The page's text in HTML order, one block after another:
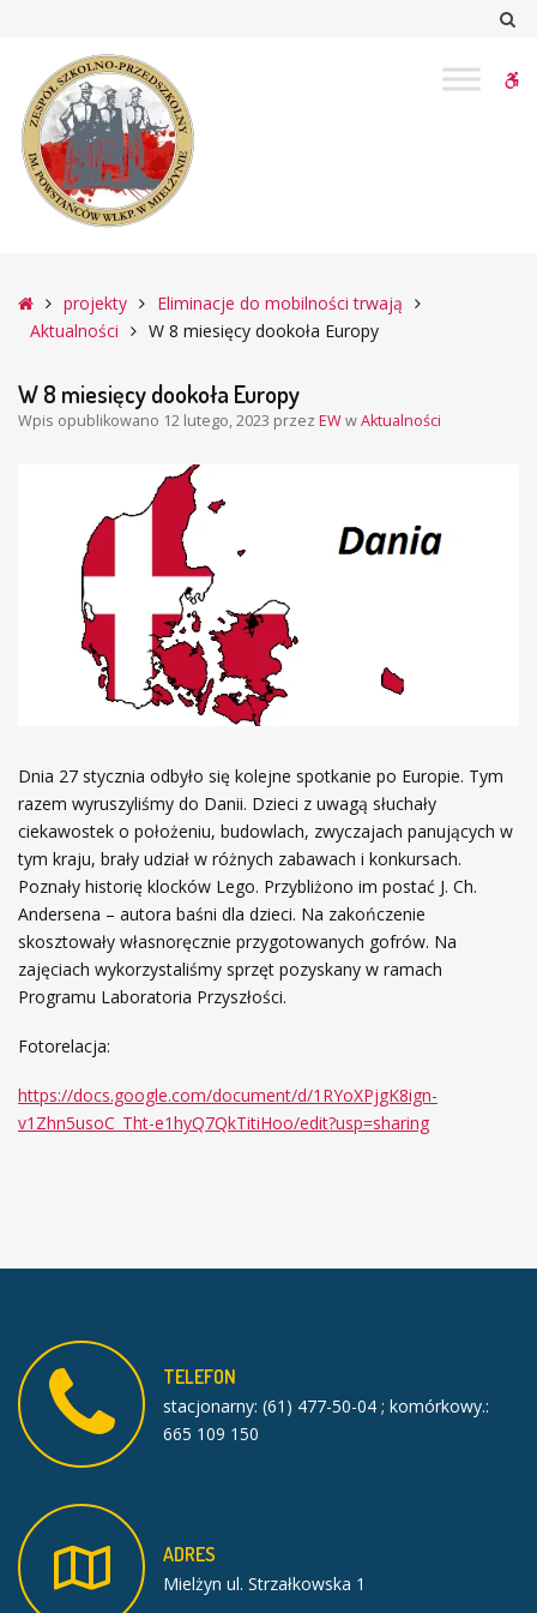
miesięcy
dookoła
Europy
Głównaprojekty
Eliminacje do mobilności trwają
Aktualności
W 8 miesięcy dookoła Europy
W 8 miesięcy dookoła Europy
Wpis opublikowano 12 lutego, 2023 przez EWwAktualności
Dnia 27 stycznia odbyło się kolejne spotkanie po Europie. Tym
razem wyruszyliśmy do Danii. Dzieci z uwagą słuchały
ciekawostek o położeniu, budowlach, zwyczajach panujących w
tym kraju, brały udział w różnych zabawach i konkursach.
Poznały historię klocków Lego. Przybliżono im postać J. Ch.
Andersena – autora baśni dla dzieci. Na zakończenie
skosztowały własnoręcznie przygotowanych gofrów. Na
zajęciach wykorzystaliśmy sprzęt pozyskany w ramach
Programu Laboratoria Przyszłości.
Fotorelacja:
https://docs.google.com/document/d/1RYoXPjgK8ign-
v1Zhn5usoC_Tht-e1hyQ7QkTitiHoo/edit?usp=sharing
TELEFON
stacjonarny: (61) 477-50-04 ; komórkowy.:
665 109 150
ADRES
Mielżyn ul. Strzałkowska 1